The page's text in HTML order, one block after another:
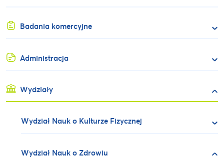
Badania komercyjne
Administracja
Wydziały
Wydział Nauk o Kulturze Fizycznej
Wydział Nauk o Zdrowiu